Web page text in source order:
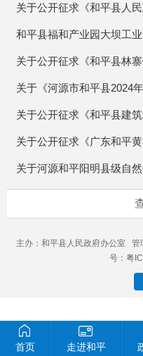
关于公开征求《和平县人民政府关于城区禁止燃放
和平县福和产业园大坝工业集聚区控制性详细
关于公开征求《和平县林寨镇林寨古村、东水镇大坝村、大坝镇水背
关于《河源市和平县2024年度土地征收
关于公开征求《和平县建筑垃圾处置管理
关于公开征求《广东和平黄石坳省级
关于河源和平阳明县级自
主办：和平县人民政府办公室
号：粤
首页 走进和平